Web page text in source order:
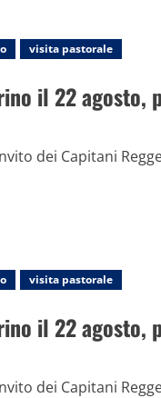
visita pastorale
il 22
dei Capitani
visita pastorale
il 22
dei Capitani